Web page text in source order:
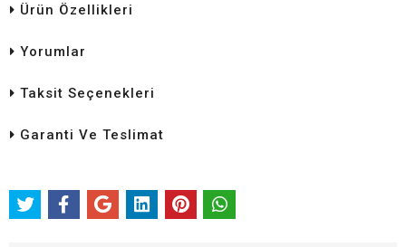
Ürün Özellikleri
Yorumlar
Taksit Seçenekleri
Garanti Ve Teslimat